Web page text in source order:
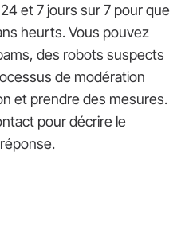
et 7 jours sur 7 pour que
heurts. Vous pouvez
des robots suspects
de modération
et prendre des mesures.
pour décrire le